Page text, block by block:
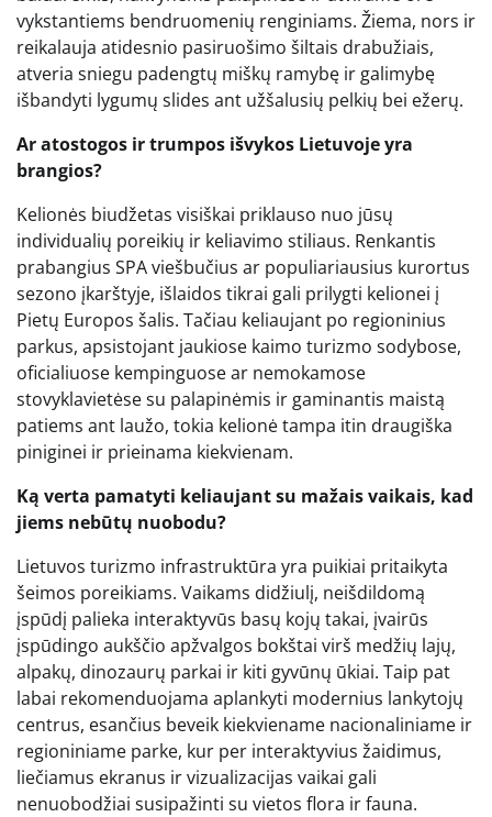
vykstantiems bendruomenių renginiams. Žiema, nors ir
reikalauja atidesnio pasiruošimo šiltais drabužiais,
atveria sniegu padengtų miškų ramybę ir galimybę
išbandyti lygumų slides ant užšalusių pelkių bei ežerų.
Ar atostogos ir trumpos išvykos Lietuvoje yra
brangios?
Kelionės biudžetas visiškai priklauso nuo jūsų
individualių poreikių ir keliavimo stiliaus. Renkantis
prabangius SPA viešbučius ar populiariausius kurortus
sezono įkarštyje, išlaidos tikrai gali prilygti kelionei į
Pietų Europos šalis. Tačiau keliaujant po regioninius
parkus, apsistojant jaukiose kaimo turizmo sodybose,
oficialiuose kempinguose ar nemokamose
stovyklavietėse su palapinėmis ir gaminantis maistą
patiems ant laužo, tokia kelionė tampa itin draugiška
piniginei ir prieinama kiekvienam.
Ką verta pamatyti keliaujant su mažais vaikais, kad
jiems nebūtų nuobodu?
Lietuvos turizmo infrastruktūra yra puikiai pritaikyta
šeimos poreikiams. Vaikams didžiulį, neišdildomą
įspūdį palieka interaktyvūs basų kojų takai, įvairūs
įspūdingo aukščio apžvalgos bokštai virš medžių lajų,
alpakų, dinozaurų parkai ir kiti gyvūnų ūkiai. Taip pat
labai rekomenduojama aplankyti modernius lankytojų
centrus, esančius beveik kiekviename nacionaliniame ir
regioniniame parke, kur per interaktyvius žaidimus,
liečiamus ekranus ir vizualizacijas vaikai gali
nenuobodžiai susipažinti su vietos flora ir fauna.